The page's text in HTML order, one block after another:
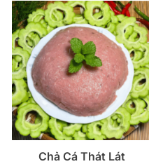
260.000 ₫.
là:
250.000 ₫.
Chả Cá Thát Lát